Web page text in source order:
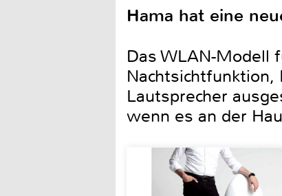
Hama hat eine
Das WLAN-Modell
Lautsprecher
wenn es an der